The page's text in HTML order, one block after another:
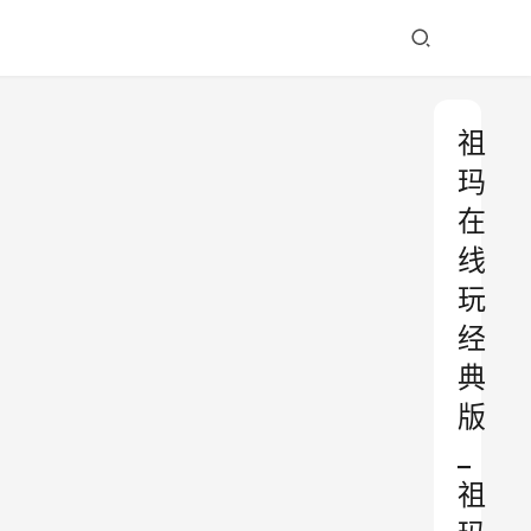
祖
玛
在
线
玩
经
典
版
祖